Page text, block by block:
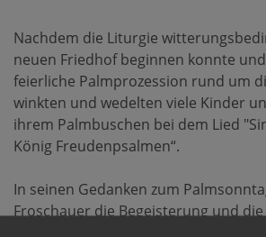
Nachdem die Liturgie
neuen Friedhof beginnen konnte
feierliche Palmprozession rund um
winkten und wedelten viele Kinder
ihrem Palmbuschen bei dem Lied
König Freudenpsalmen“.
In seinen Gedanken zum
Froschauer die Begeisterung und